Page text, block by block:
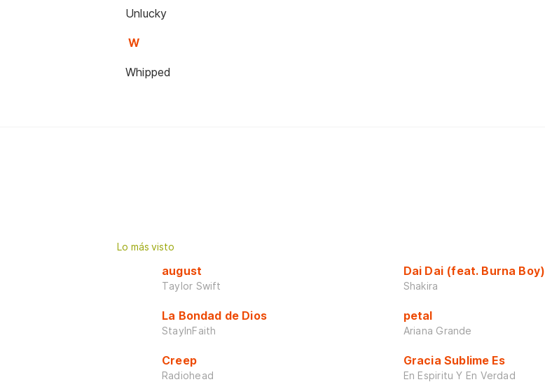
Unlucky
W
Whipped
Lo más visto
august
Taylor Swift
La Bondad de Dios
StayInFaith
Creep
Radiohead
Dai Dai (feat. Burna Boy)
Shakira
petal
Ariana Grande
Gracia Sublime Es
En Espiritu Y En Verdad